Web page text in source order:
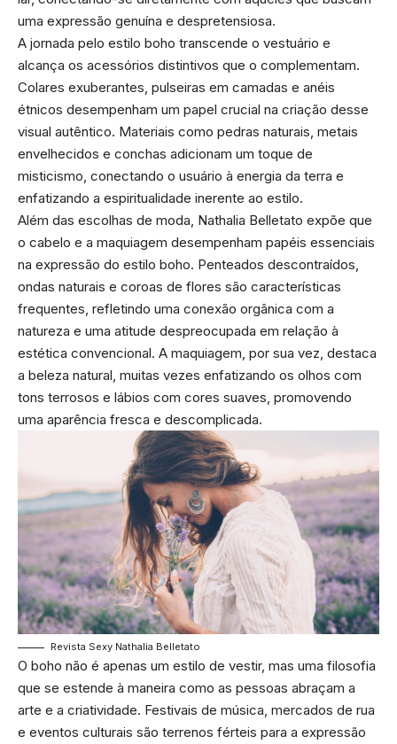
uma expressão genuína e despretensiosa.
A jornada pelo estilo boho transcende o vestuário e
alcança os acessórios distintivos que o complementam.
Colares exuberantes, pulseiras em camadas e anéis
étnicos desempenham um papel crucial na criação desse
visual autêntico. Materiais como pedras naturais, metais
envelhecidos e conchas adicionam um toque de
misticismo, conectando o usuário à energia da terra e
enfatizando a espiritualidade inerente ao estilo.
Além das escolhas de moda, Nathalia Belletato expõe que
o cabelo e a maquiagem desempenham papéis essenciais
na expressão do estilo boho. Penteados descontraídos,
ondas naturais e coroas de flores são características
frequentes, refletindo uma conexão orgânica com a
natureza e uma atitude despreocupada em relação à
estética convencional. A maquiagem, por sua vez, destaca
a beleza natural, muitas vezes enfatizando os olhos com
tons terrosos e lábios com cores suaves, promovendo
uma aparência fresca e descomplicada.
Revista Sexy Nathalia Belletato
O boho não é apenas um estilo de vestir, mas uma filosofia
que se estende à maneira como as pessoas abraçam a
arte e a criatividade. Festivais de música, mercados de rua
e eventos culturais são terrenos férteis para a expressão